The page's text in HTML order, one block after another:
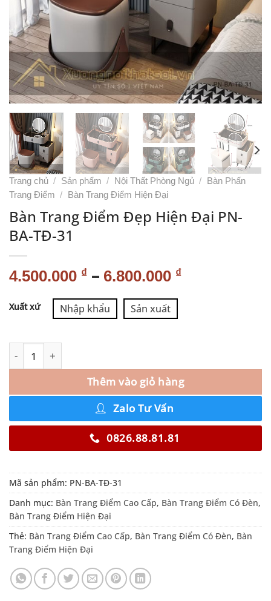
Trang chủ / Sản phẩm / Nội Thất Phòng Ngủ /
Bàn Phấn
Trang Điểm / Bàn Trang Điểm Hiện Đại
Bàn Trang Điểm Đẹp Hiện Đại PN-
BA-TĐ-31
4.500.000 ₫ – 6.800.000 ₫
Xuất xứ Nhập khẩu Sản xuất
Thêm vào giỏ hàng
Alternative:
Zalo Tư Vấn
0826.88.81.81
Mã sản phẩm: PN-BA-TĐ-31
Danh mục: Bàn Trang Điểm Cao Cấp, Bàn Trang Điểm Có Đèn,
Bàn Trang Điểm Hiện Đại
Thẻ: Bàn Trang Điểm Cao Cấp, Bàn Trang Điểm Có Đèn, Bàn
Trang Điểm Hiện Đại